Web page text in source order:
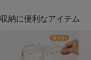
収納に便利なアイテム